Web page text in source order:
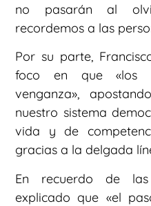
no pasarán al
recordemos a las
Por su parte,
foco en que «los
venganza»,
nuestro sistema
vida y de
gracias a la delgada
En recuerdo de
explicado que «el